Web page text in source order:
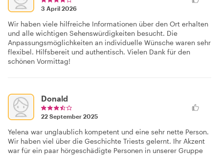
3 April 2026
Wir haben viele hilfreiche Informationen über den Ort erhalten
und alle wichtigen Sehenswürdigkeiten besucht. Die
Anpassungsmöglichkeiten an individuelle Wünsche waren sehr
flexibel. Hilfsbereit und authentisch. Vielen Dank für den
schönen Vormittag!
Donald
22 September 2025
Yelena war unglaublich kompetent und eine sehr nette Person.
Wir haben viel über die Geschichte Triests gelernt. Ihr Akzent
war für ein paar hörgeschädigte Personen in unserer Gruppe